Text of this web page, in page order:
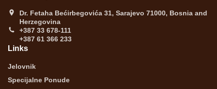
Dr. Fetaha Bećirbegovića 31, Sarajevo 71000, Bosnia and
Herzegovina
+387 33 678-111
+387 61 366 233
Links
Jelovnik
Specijalne Ponude